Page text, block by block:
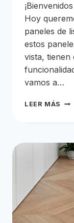
Hoy
paneles de
estos
vista, tienen
vamos a…
LEER MÁS
LAS
IDEAS
LAS